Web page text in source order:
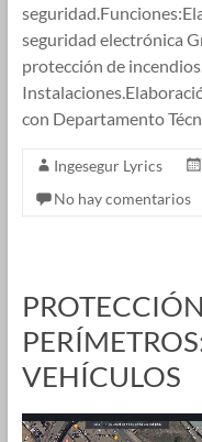
seguridad electrónica
protección de
con Departamento
Ingesegur Lyrics
No hay comentarios
VEHÍCULOS